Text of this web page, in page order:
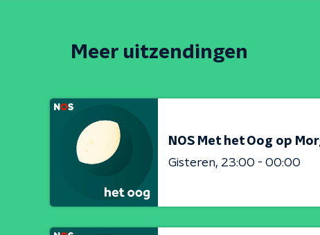
Meer uitzendingen
NOS Met het Oog op
Gisteren 23:00 - 00:00